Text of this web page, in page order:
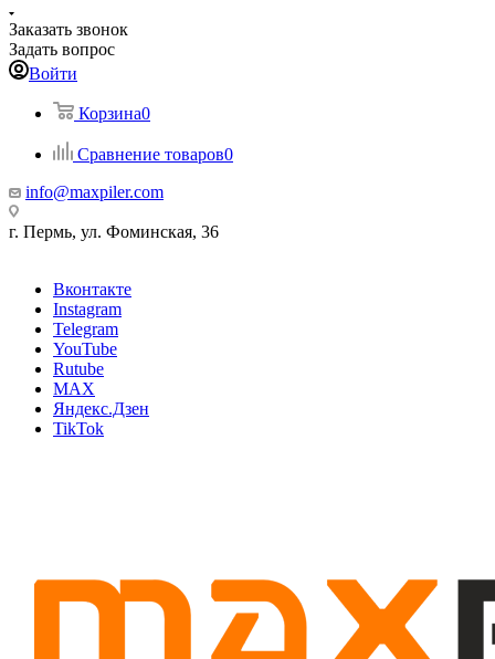
Заказать звонок
Задать вопрос
Войти
Корзина0
Сравнение товаров0
info@maxpiler.com
г. Пермь, ул. Фоминская, 36
Вконтакте
Instagram
Telegram
YouTube
Rutube
MAX
Яндекс.Дзен
TikTok